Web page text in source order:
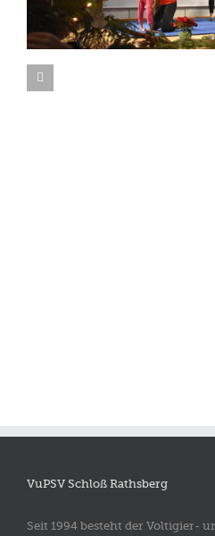
VuPSV Schloß Rathsberg
Seit 1994 besteht der Voltigier-